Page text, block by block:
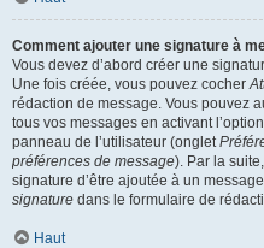
Comment ajouter une signature à
Vous devez d’abord créer une
Une fois créée, vous pouvez cocher
rédaction de message. Vous pouvez
tous vos messages en activant
panneau de l’utilisateur (onglet
préférences de message). Par la
signature d’être ajoutée à un
signature dans le formulaire de
Haut